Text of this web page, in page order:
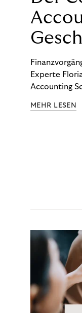
Experte
Accounting
MEHR LESEN